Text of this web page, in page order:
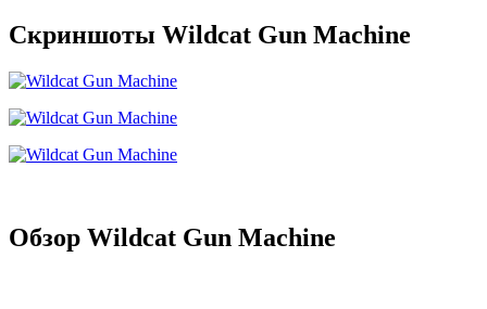
Скриншоты Wildcat Gun Machine
Обзор Wildcat Gun Machine